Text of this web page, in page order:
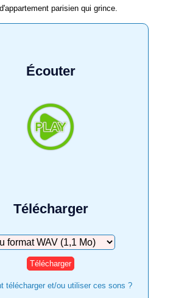
parisien qui grince.
Écouter
Télécharger
télécharger et/ou utiliser ces sons ?